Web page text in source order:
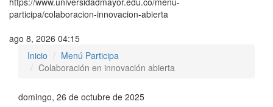
participa/colaboracion-innovacion-abierta
ago 8, 2026 04:15
Inicio
Menú Participa
Colaboración en innovación abierta
domingo, 26 de octubre de 2025